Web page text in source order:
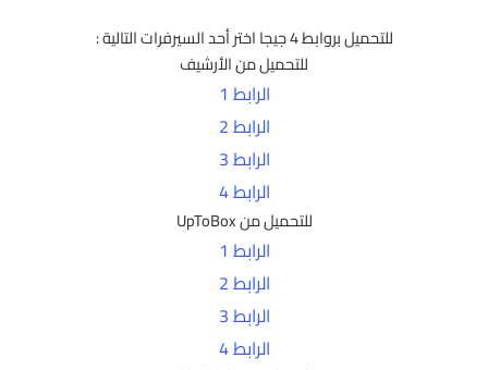
للتحميل بروابط 4 جيجا اختر أحد السيرفرات التالية :
للتحميل من الأرشيف
الرابط 1
الرابط 2
الرابط 3
الرابط 4
للتحميل من UpToBox
الرابط 1
الرابط 2
الرابط 3
الرابط 4